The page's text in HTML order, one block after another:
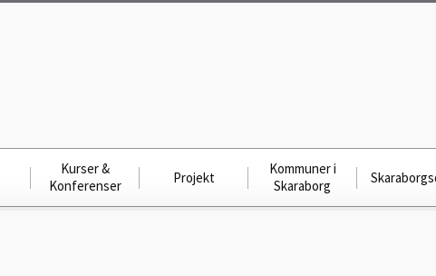
Kurser &
Konferenser
Projekt
Kommuner i
Skaraborg